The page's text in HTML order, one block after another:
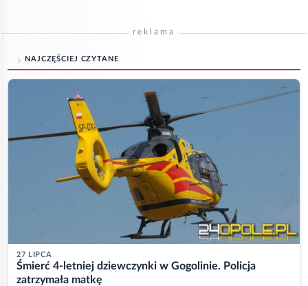
reklama
NAJCZĘŚCIEJ CZYTANE
27 LIPCA
Śmierć 4-letniej dziewczynki w Gogolinie. Policja
zatrzymała matkę